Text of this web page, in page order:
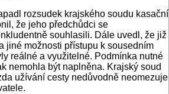
rozsudek krajského soudu kasační
že jeho předchůdci se
souhlasili. Dále uvedl, že již
jiné možnosti přístupu k sousedním
reálné a využitelné. Podmínka nutné
nemohla být naplněna. Krajský soud
užívání cesty nedůvodně ne­omezuje